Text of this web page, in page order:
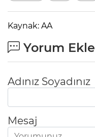
Kaynak: AA
Yorum Ekle
Adınız Soyadınız
Mesaj